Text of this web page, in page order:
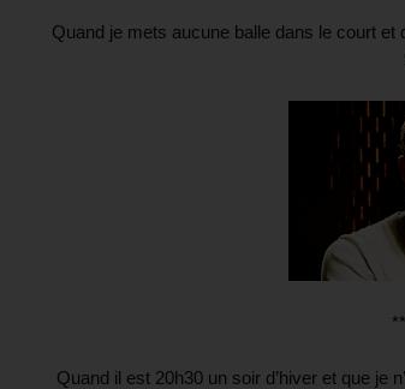
Quand je mets aucune balle dans le court et
Quand il est 20h30 un soir d’hiver et que je